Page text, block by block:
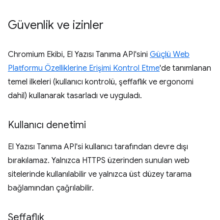
Güvenlik ve izinler
Chromium Ekibi, El Yazısı Tanıma API'sini Güçlü Web
Platformu Özelliklerine Erişimi Kontrol Etme'de tanımlanan
temel ilkeleri (kullanıcı kontrolü, şeffaflık ve ergonomi
dahil) kullanarak tasarladı ve uyguladı.
Kullanıcı denetimi
El Yazısı Tanıma API'si kullanıcı tarafından devre dışı
bırakılamaz. Yalnızca HTTPS üzerinden sunulan web
sitelerinde kullanılabilir ve yalnızca üst düzey tarama
bağlamından çağrılabilir.
Şeffaflık